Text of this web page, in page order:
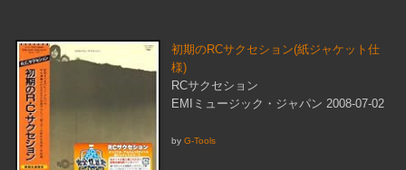
初期のRCサクセション(紙ジャケット仕
様)
RCサクセション
EMIミュージック・ジャパン 2008-07-02
by G-Tools